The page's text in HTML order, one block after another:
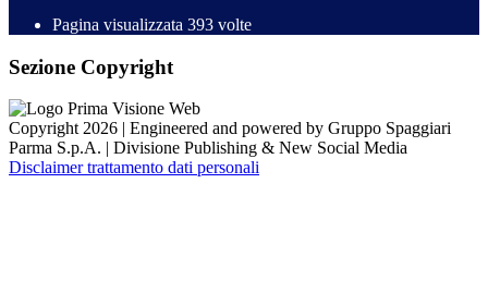
Pagina visualizzata 393 volte
Sezione Copyright
Copyright 2026 | Engineered and powered by Gruppo Spaggiari
Parma S.p.A. | Divisione Publishing & New Social Media
Disclaimer trattamento dati personali